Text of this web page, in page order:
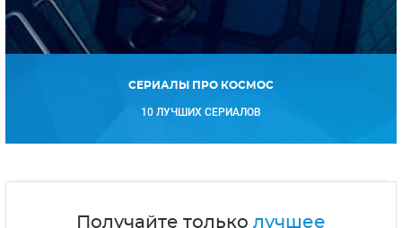
СЕРИАЛЫ ПРО КОСМОС
10 ЛУЧШИХ СЕРИАЛОВ
Получайте только лучшее